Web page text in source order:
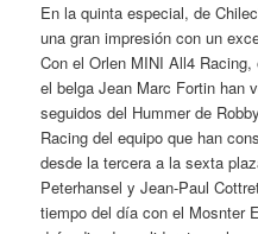
En la quinta especial, de
una gran impresión con un
Con el Orlen MINI All4
el belga Jean Marc Fortin han
seguidos del Hummer de
Racing del equipo que han
desde la tercera a la sexta
Peterhansel y Jean-Paul
tiempo del día con el Mosnter